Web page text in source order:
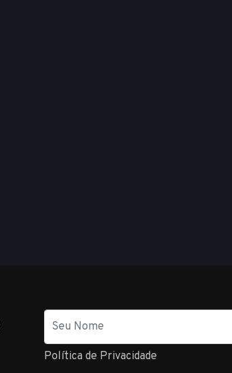
Política de Privacidade